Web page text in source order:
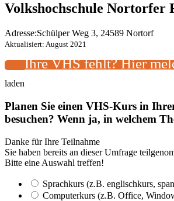
Volkshochschule Nortorfer
Adresse:Schülper Weg 3, 24589 Nortorf
Aktualisiert: August 2021
Ihre VHS fehlt? Hier
laden
Planen Sie einen VHS-Kurs in
besuchen? Wenn ja, in welchem
Danke für Ihre Teilnahme
Sie haben bereits an dieser Umfrage
Bitte eine Auswahl treffen!
Sprachkurs (z.B. englischkurs,
Computerkurs (z.B. Office,